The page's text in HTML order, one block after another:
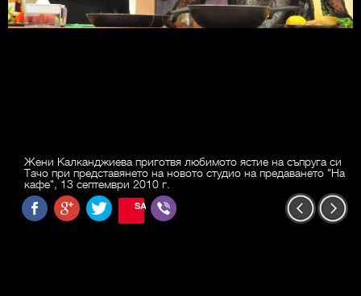
Жени Калканджиева приготвя любимото ястие на съпруга си
Тачо при представянето на новото студио на предаването "На
кафе", 13 септември 2010 г.
SAVE